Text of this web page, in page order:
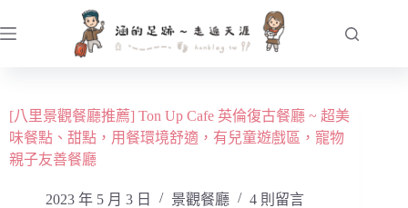
至
容[八里景觀餐廳推薦] Ton Up Cafe 英倫復古餐廳 ~ 超美
味餐點、甜點，用餐環境舒適，有兒童遊戲區，寵物
親子友善餐廳
2023 年 5 月 3 日 景觀餐廳 4 則留言